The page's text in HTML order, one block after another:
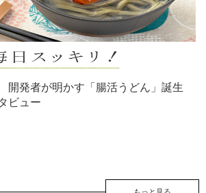
開発者が明かす「腸活うどん」誕生
ビュー